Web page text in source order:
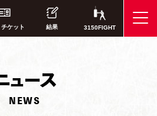
チケット 結果 3150FIGHT
ュース
NEWS